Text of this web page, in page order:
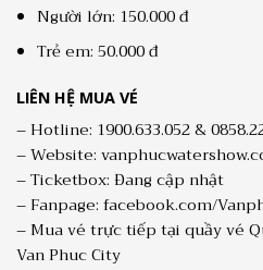
Người lớn: 150.000 đ
Trẻ em: 50.000 đ
LIÊN HỆ MUA VÉ
– Hotline: 1900.633.052 &
– Website:
– Ticketbox: Đang cập nhật
– Fanpage: facebook.com/
– Mua vé trực tiếp tại quầy vé
Van Phuc City